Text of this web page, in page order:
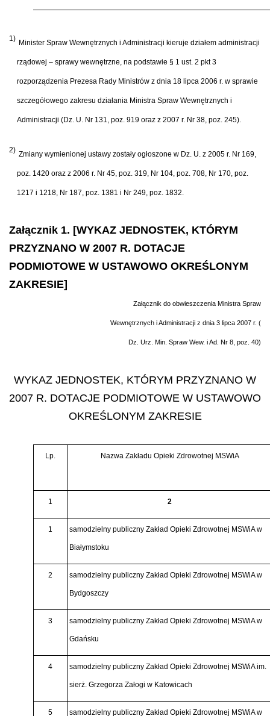
1) Minister Spraw Wewnętrznych i Administracji kieruje działem administracji
rządowej – sprawy wewnętrzne, na podstawie § 1 ust. 2 pkt 3
rozporządzenia Prezesa Rady Ministrów z dnia 18 lipca 2006 r. w sprawie
szczegółowego zakresu działania Ministra Spraw Wewnętrznych i
Administracji (Dz. U. Nr 131, poz. 919 oraz z 2007 r. Nr 38, poz. 245).
2) Zmiany wymienionej ustawy zostały ogłoszone w Dz. U. z 2005 r. Nr 169,
poz. 1420 oraz z 2006 r. Nr 45, poz. 319, Nr 104, poz. 708, Nr 170, poz.
1217 i 1218, Nr 187, poz. 1381 i Nr 249, poz. 1832.
Załącznik 1. [WYKAZ JEDNOSTEK, KTÓRYM
PRZYZNANO W 2007 R. DOTACJE
PODMIOTOWE W USTAWOWO OKREŚLONYM
ZAKRESIE]
Załącznik do obwieszczenia Ministra Spraw
Wewnętrznych i Administracji z dnia 3 lipca 2007 r. (
Dz. Urz. Min. Spraw Wew. i Ad. Nr 8, poz. 40)
WYKAZ JEDNOSTEK, KTÓRYM PRZYZNANO W
2007 R. DOTACJE PODMIOTOWE W USTAWOWO
OKREŚLONYM ZAKRESIE
Lp. Nazwa Zakładu Opieki Zdrowotnej MSWiA
1 2
1 samodzielny publiczny Zakład Opieki Zdrowotnej MSWiA w
Białymstoku
2 samodzielny publiczny Zakład Opieki Zdrowotnej MSWiA w
Bydgoszczy
3 samodzielny publiczny Zakład Opieki Zdrowotnej MSWiA w
Gdańsku
4 samodzielny publiczny Zakład Opieki Zdrowotnej MSWiA im.
sierż. Grzegorza Załogi w Katowicach
5 samodzielny publiczny Zakład Opieki Zdrowotnej MSWiA w